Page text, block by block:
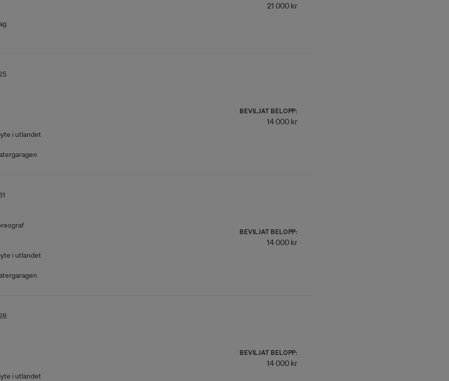
21 000 kr
i utlandet
BEVILJAT BELOPP:
14 000 kr
i utlandet
BEVILJAT BELOPP:
14 000 kr
i utlandet
BEVILJAT BELOPP:
14 000 kr